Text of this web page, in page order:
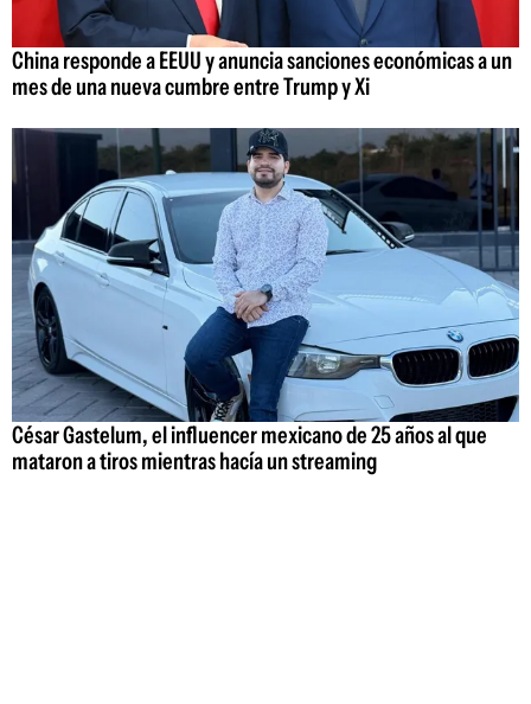
China responde a EEUU y anuncia sanciones económicas a un
mes de una nueva cumbre entre Trump y Xi
César Gastelum, el influencer mexicano de 25 años al que
mataron a tiros mientras hacía un streaming